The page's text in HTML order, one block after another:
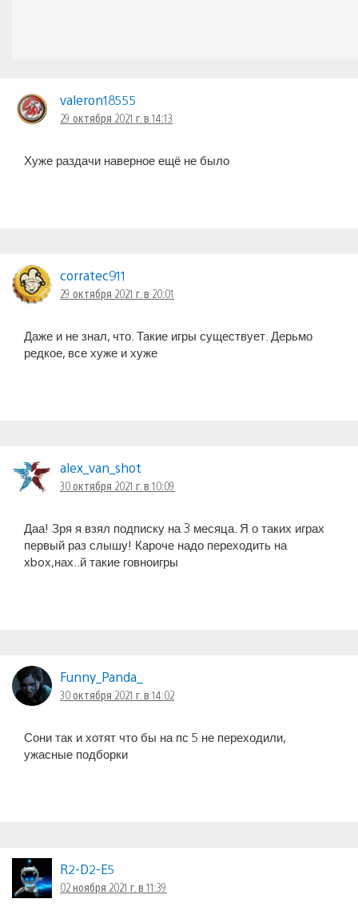
valeron18555
29 октября 2021 г. в 14:13
Хуже раздачи наверное ещё не было
corratec911
29 октября 2021 г. в 20:01
Даже и не знал, что. Такие игры существует. Дерьмо
редкое, все хуже и хуже
alex_van_shot
30 октября 2021 г. в 10:09
Даа! Зря я взял подписку на 3 месяца. Я о таких играх
первый раз слышу! Кароче надо переходить на
xbox,нах..й такие говноигры
Funny_Panda_
30 октября 2021 г. в 14:02
Сони так и хотят что бы на пс 5 не переходили,
ужасные подборки
R2-D2-E5
02 ноября 2021 г. в 11:39